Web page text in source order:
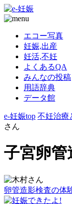
エコー写真
妊娠,出産
妊活,不妊
よくあるQA
みんなの投稿
用語辞典
データ館
e-妊娠top 不妊治療
さん
子宮卵管
卵管造影検査の体